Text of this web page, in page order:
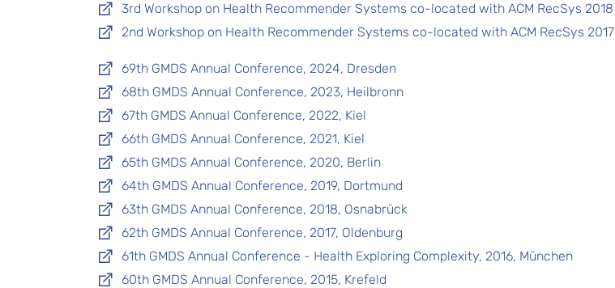
3rd Workshop on Health Recommender Systems co-located with ACM RecSys 2018
2nd Workshop on Health Recommender Systems co-located with ACM RecSys 2017
69th GMDS Annual Conference, 2024, Dresden
68th GMDS Annual Conference, 2023, Heilbronn
67th GMDS Annual Conference, 2022, Kiel
66th GMDS Annual Conference, 2021, Kiel
65th GMDS Annual Conference, 2020, Berlin
64th GMDS Annual Conference, 2019, Dortmund
63th GMDS Annual Conference, 2018, Osnabrück
62th GMDS Annual Conference, 2017, Oldenburg
61th GMDS Annual Conference - Health Exploring Complexity, 2016, München
60th GMDS Annual Conference, 2015, Krefeld